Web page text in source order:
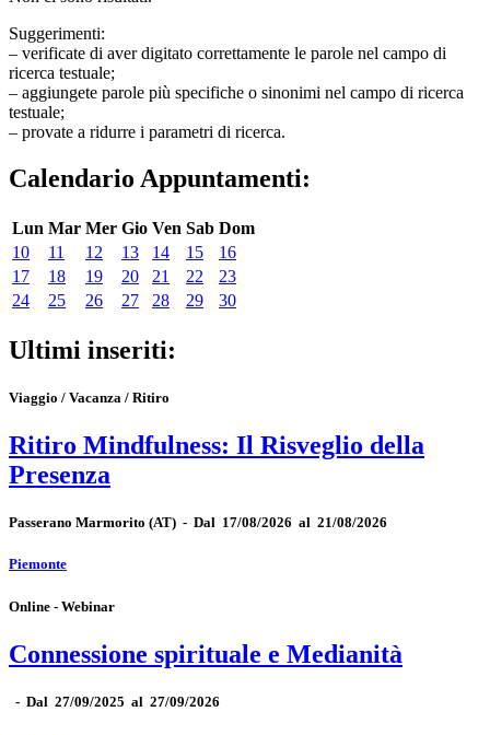
Suggerimenti:
– verificate di aver digitato correttamente le parole nel campo di
ricerca testuale;
– aggiungete parole più specifiche o sinonimi nel campo di ricerca
testuale;
– provate a ridurre i parametri di ricerca.
Calendario Appuntamenti:
Lun Mar Mer Gio Ven Sab Dom
10
11 12 13 14 15
16
17
18 19 20 21 22
23
24
25 26 27 28 29 30
Ultimi inseriti:
Viaggio / Vacanza / Ritiro
Ritiro Mindfulness: Il Risveglio della
Presenza
Passerano Marmorito (AT) - Dal 17/08/2026 al 21/08/2026
Piemonte
Online - Webinar
Connessione spirituale e Medianità
- Dal 27/09/2025 al 27/09/2026